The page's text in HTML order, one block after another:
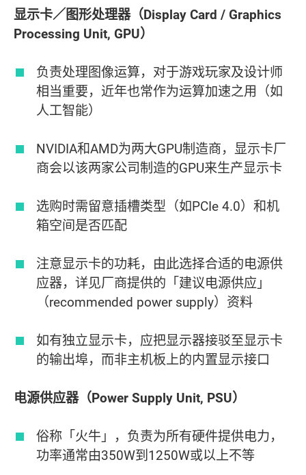
显示卡／图形处理器（Display Card / Graphics
Processing Unit, GPU）
负责处理图像运算，对于游戏玩家及设计师
相当重要，近年也常作为运算加速之用（如
人工智能）
NVIDIA和AMD为两大GPU制造商，显示卡厂
商会以该两家公司制造的GPU来生产显示卡
选购时需留意插槽类型（如PCIe 4.0）和机
箱空间是否匹配
注意显示卡的功耗，由此选择合适的电源供
应器，详见厂商提供的「建议电源供应」
（recommended power supply）资料
如有独立显示卡，应把显示器接驳至显示卡
的输出埠，而非主机板上的内置显示接口
电源供应器（Power Supply Unit, PSU）
俗称「火牛」，负责为所有硬件提供电力，
功率通常由350W到1250W或以上不等